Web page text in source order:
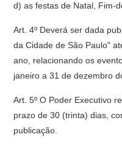
d) as festas de Natal, Fim-
Art. 4º Deverá ser dada
da Cidade de São Paulo"
ano, relacionando os
janeiro a 31 de dezembro
Art. 5º O Poder Executivo
prazo de 30 (trinta) dias,
publicação.